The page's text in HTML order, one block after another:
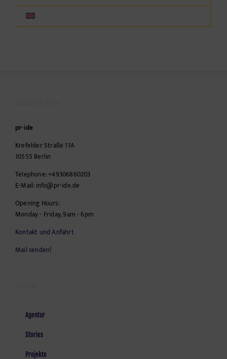
pr-ide
Krefelder Straße 11A
10555 Berlin
Telephone:+49306860203
E-Mail: info@pr-ide.de
Opening Hours:
Monday - Friday, 9am - 6pm
Kontakt und Anfahrt
Mail senden!
Agentur
Stories
Projekte